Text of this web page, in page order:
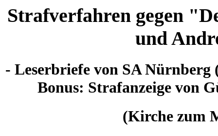
Strafverfahren gegen
und
- Leserbriefe von SA
Bonus: Strafanzeige von
(Kirche zum